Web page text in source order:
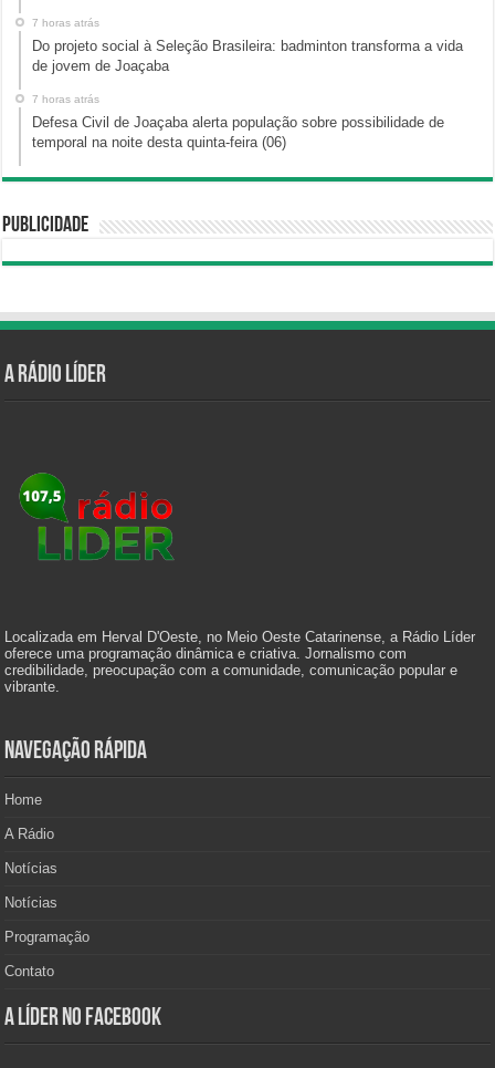
7 horas atrás
Do projeto social à Seleção Brasileira: badminton transforma a vida
de jovem de Joaçaba
7 horas atrás
Defesa Civil de Joaçaba alerta população sobre possibilidade de
temporal na noite desta quinta-feira (06)
Publicidade
A Rádio Líder
Localizada em Herval D'Oeste, no Meio Oeste Catarinense, a Rádio Líder
oferece uma programação dinâmica e criativa. Jornalismo com
credibilidade, preocupação com a comunidade, comunicação popular e
vibrante.
Navegação Rápida
Home
A Rádio
Notícias
Notícias
Programação
Contato
A Líder no Facebook